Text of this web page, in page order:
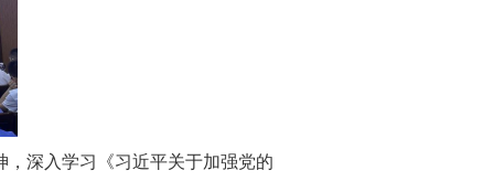
深入学习《习近平关于加强党的